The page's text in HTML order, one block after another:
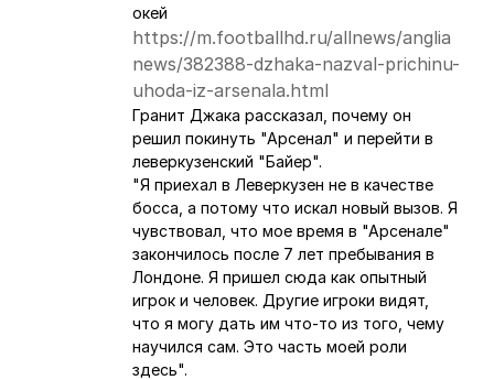
окей
https://m.footballhd.ru/allnews/anglia
news/382388-dzhaka-nazval-prichinu-
uhoda-iz-arsenala.html
Гранит Джака рассказал, почему он
решил покинуть "Арсенал" и перейти в
леверкузенский "Байер".
"Я приехал в Леверкузен не в качестве
босса, а потому что искал новый вызов. Я
чувствовал, что мое время в "Арсенале"
закончилось после 7 лет пребывания в
Лондоне. Я пришел сюда как опытный
игрок и человек. Другие игроки видят,
что я могу дать им что-то из того, чему
научился сам. Это часть моей роли
здесь".